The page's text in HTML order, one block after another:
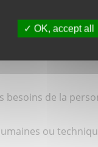
besoins de la
ou
OK, accept all